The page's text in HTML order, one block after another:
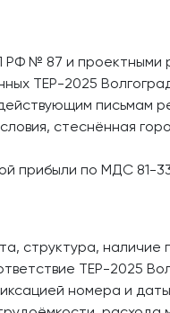
РФ № 87 и проектными
ТЕР-2025
письмам
стеснённая
прибыли по МДС 81-
структура, наличие
ТЕР-2025
номера и